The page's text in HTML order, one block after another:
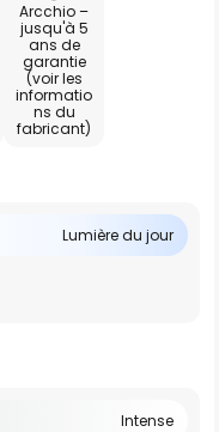
Arcchio –
jusqu'à 5
ans de
garantie
(voir les
informatio
ns du
fabricant)
Lumière du jour
Intense